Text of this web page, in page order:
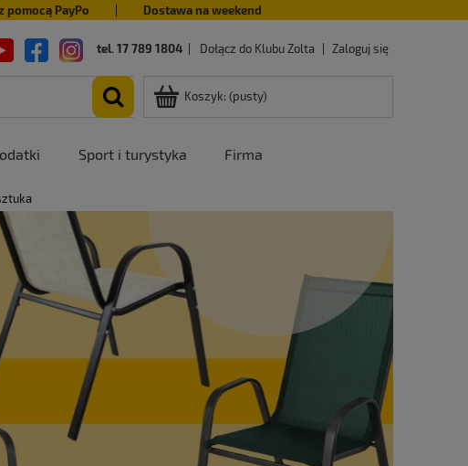
pomocą PayPo Dostawa na weekend
tel. 17 789 1804 Dołącz do Klubu Zolta Zaloguj się
Koszyk: (pusty)
Sport i turystyka Firma